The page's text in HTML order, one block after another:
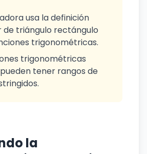
usa la definición
de triángulo rectángulo
trigonométricas.
trigonométricas
tener rangos de
la